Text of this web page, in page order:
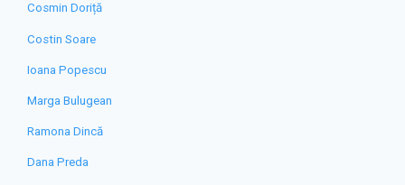
Cosmin Doriță
Costin Soare
Ioana Popescu
Marga Bulugean
Ramona Dincă
Dana Preda